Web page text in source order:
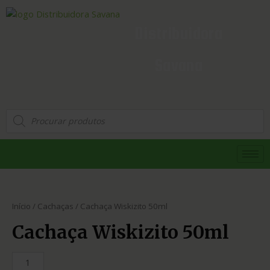
Início / Cachaças / Cachaça Wiskizito 50ml
Cachaça Wiskizito 50ml